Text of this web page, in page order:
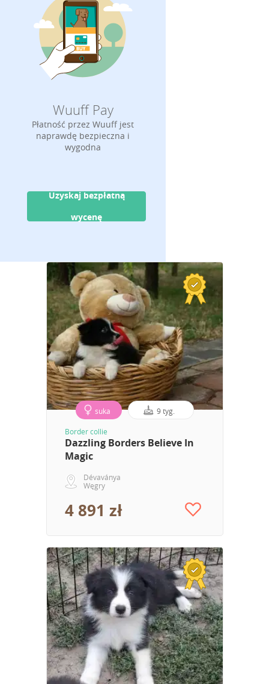
Wuuff Pay
Płatność przez Wuuff jest
naprawdę bezpieczna i
wygodna
Uzyskaj bezpłatną
wycenę
suka 9 tyg.
Border collie
Dazzling Borders Believe In
Magic
Dévaványa
Węgry
4 891 zł